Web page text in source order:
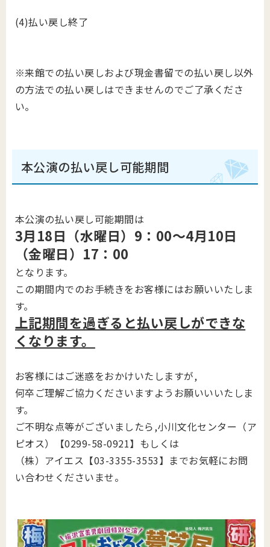
(4)払い戻し終了
※来館での払い戻しおよび現金書留での払い戻し以外
の方法での払い戻しはできませんのでご了承くださ
い。
本公演の払い戻し可能期間
本公演の払い戻し可能期間は
3月18日（水曜日）9：00～4月10日
（金曜日）17：00
となります。
この期間内でのお手続きをお客様にはお願いいたしま
す。
上記期間を過ぎると払い戻しができな
くなります。
お客様にはご迷惑をおかけいたしますが,
何卒ご理解ご協力くださいますようお願いいいたしま
す。
ご不明な点等がございましたら,小川文化センター（ア
ピオス）【0299-58-0921】もしくは
（株）アイエス【03-3355-3553】までお気軽にお問
い合わせくださいませ。